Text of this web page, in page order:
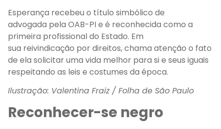
Esperança recebeu o título simbólico de
advogada pela OAB-PI e é reconhecida como a
primeira profissional do Estado. Em
sua reivindicação por direitos, chama atenção o fato
de ela solicitar uma vida melhor para si e seus iguais
respeitando as leis e costumes da época.
Ilustração: Valentina Fraiz / Folha de São Paulo
Reconhecer-se negro